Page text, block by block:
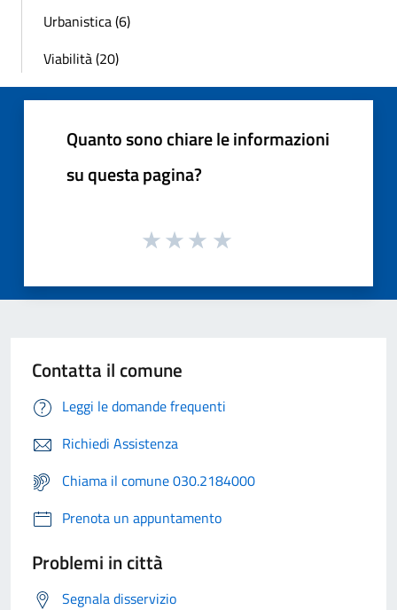
Urbanistica (6)
Viabilità (20)
Quanto sono chiare le informazioni
su questa pagina?
Contatta il comune
Leggi le domande frequenti
Richiedi Assistenza
Chiama il comune 030.2184000
Prenota un appuntamento
Problemi in città
Segnala disservizio